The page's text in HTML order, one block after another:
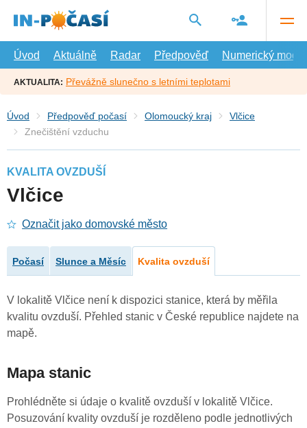
hlavní
Úvod
Aktuálně Radar Předpověď Numerický model
AKTUALITA: Převážně slunečno s letními teplotami
Úvod Předpověď počasí Olomoucký kraj
Vlčice
Znečištění vzduchu
KVALITA OVZDUŠÍ
Vlčice
Označit jako domovské město
Počasí Slunce a Měsíc Kvalita ovzduší
V lokalitě Vlčice není k dispozici stanice, která by měřila
kvalitu ovzduší. Přehled stanic v České republice najdete na
mapě.
Mapa stanic
Prohlédněte si údaje o kvalitě ovzduší v lokalitě Vlčice.
Posuzování kvality ovzduší je rozděleno podle jednotlivých